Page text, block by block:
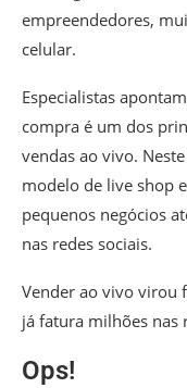
empreendedores,
celular.
Especialistas
compra é um dos
vendas ao vivo.
modelo de live shop
pequenos negócios
nas redes sociais.
Vender ao vivo virou
já fatura milhões
Ops!